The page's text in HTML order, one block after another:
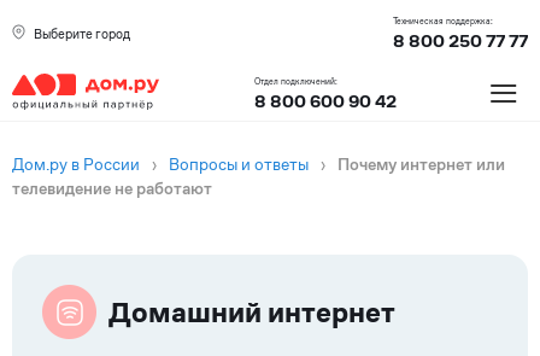
Выберите город
Техническая поддержка:
8 800 250 77 77
Отдел подключений:
8 800 600 90 42 ≡
Дом.ру в России › Вопросы и ответы ›
Почему интернет или
телевидение не работают
Домашний интернет